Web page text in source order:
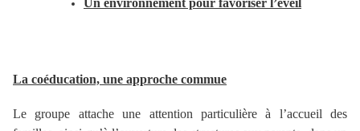
Un environnement pour favoriser l’éveil
La coéducation, une approche commue
Le groupe attache une attention particulière à l’accueil des